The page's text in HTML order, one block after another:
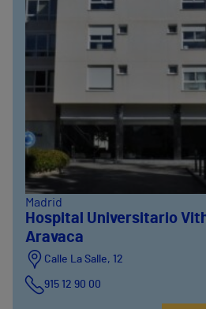
Madrid
Hospital Universitario
Aravaca
Calle La Salle, 12
915 12 90 00